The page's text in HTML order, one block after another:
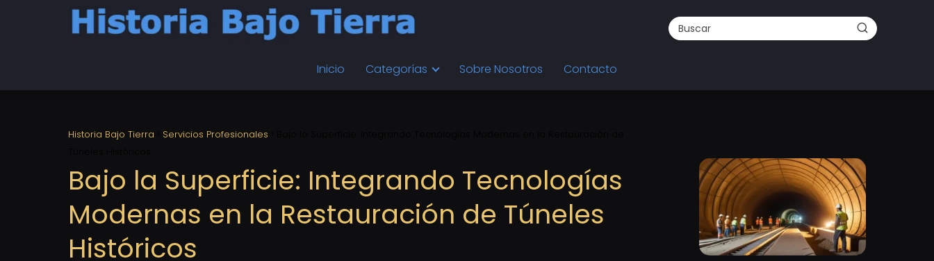
Inicio Categorías Sobre Nosotros Contacto
Historia Bajo Tierra Servicios Profesionales
Bajo la Superficie: Integrando Tecnologías
Modernas en la Restauración de Túneles
Históricos